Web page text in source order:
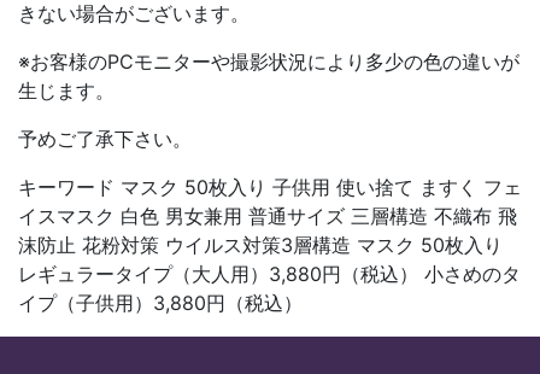
きない場合がございます。
※お客様のPCモニターや撮影状況により多少の色の違いが
生じます。
予めご了承下さい。
キーワード マスク 50枚入り 子供用 使い捨て ますく フェ
イスマスク 白色 男女兼用 普通サイズ 三層構造 不織布 飛
沫防止 花粉対策 ウイルス対策3層構造 マスク 50枚入り
レギュラータイプ（大人用）3,880円（税込） 小さめのタ
イプ（子供用）3,880円（税込）